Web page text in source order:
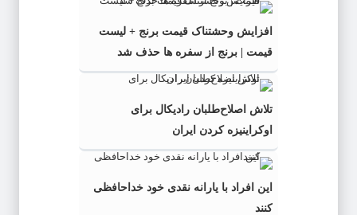
افزایش وحشتناک قیمت برنج + لیست
قیمت | برنج از سفره ها حذف شد
تلاش اصلاح‌طلبان رادیکال برای
اوکراینیزه کردن ایران
این افراد با یارانه نقدی خود خداحافظی
کنند